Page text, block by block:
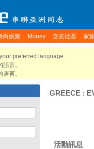
尚娛樂 Money 交友社區 家
preferred language.
言。
言。
GREECE :
活動訊息